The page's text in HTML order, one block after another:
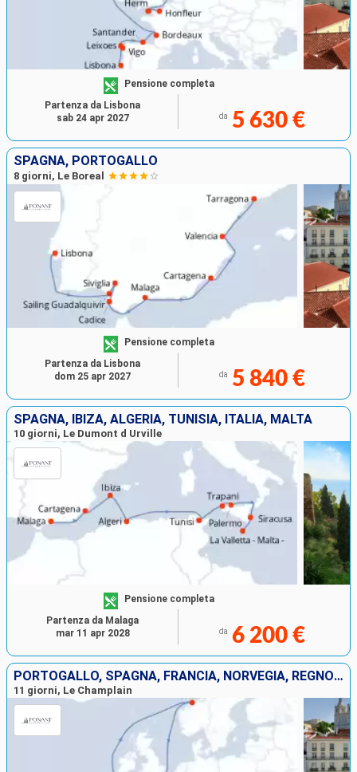
Pensione completa
da 5 630 €
Partenza da Lisbona
sab 24 apr 2027
SPAGNA, PORTOGALLO
8 giorni, Le Boreal
Pensione completa
da 5 840 €
Partenza da Lisbona
dom 25 apr 2027
SPAGNA, IBIZA, ALGERIA, TUNISIA, ITALIA, MALTA
10 giorni, Le Dumont d Urville
Pensione completa
da 6 200 €
Partenza da Malaga
mar 11 apr 2028
PORTOGALLO, SPAGNA, FRANCIA, NORVEGIA, REGNO UNITO
11 giorni, Le Champlain